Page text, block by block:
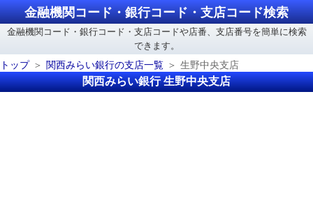
金融機関コード・銀行コード・支店コード検索
金融機関コード・銀行コード・支店コードや店番、支店番号を簡単に検索
できます。
トップ
関西みらい銀行の支店一覧 生野中央支店
関西みらい銀行 生野中央支店